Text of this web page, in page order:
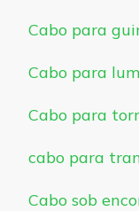
Cabo para
Cabo para
Cabo para
cabo para
Cabo sob